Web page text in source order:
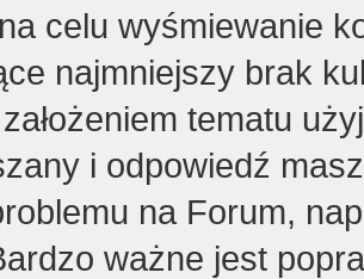
celu wyśmiewanie
najmniejszy brak
tematu
i odpowiedź
na Forum,
ważne jest